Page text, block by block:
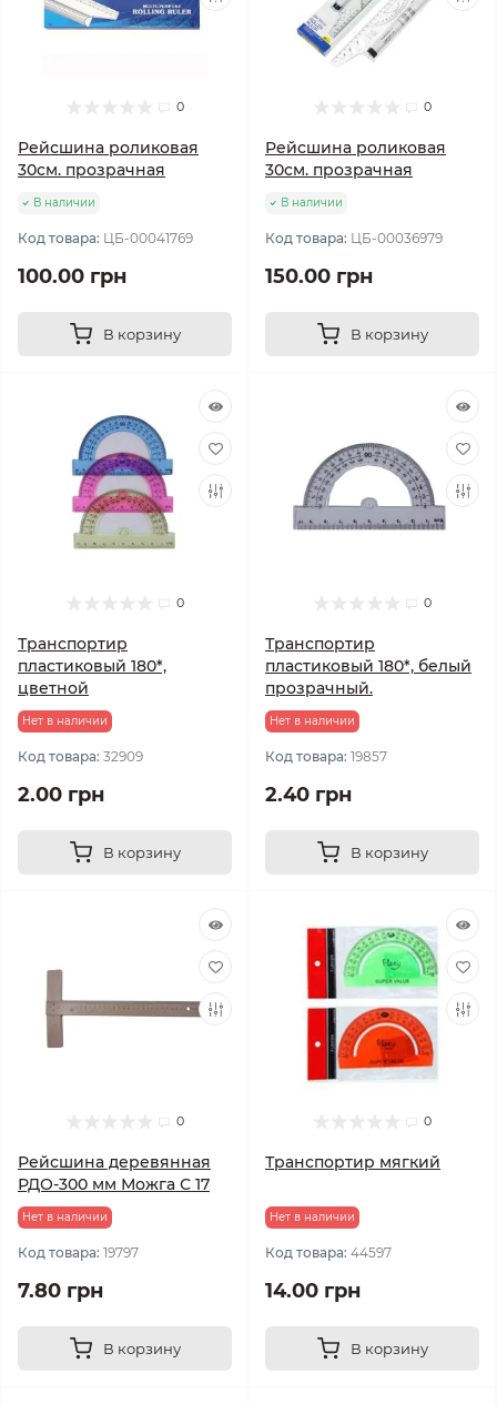
0
Рейсшина роликовая
30см. прозрачная
В наличии
Код товара: ЦБ-00041769
100.00 грн
В корзину
0
Рейсшина роликовая
30см. прозрачная
В наличии
Код товара: ЦБ-00036979
150.00 грн
В корзину
0
Транспортир
пластиковый 180*,
цветной
Нет в наличии
Код товара: 32909
2.00 грн
В корзину
0
Транспортир
пластиковый 180*, белый
прозрачный.
Нет в наличии
Код товара: 19857
2.40 грн
В корзину
0
Рейсшина деревянная
РДО-300 мм Можга С 17
Нет в наличии
Код товара: 19797
7.80 грн
В корзину
0
Транспортир мягкий
Нет в наличии
Код товара: 44597
14.00 грн
В корзину